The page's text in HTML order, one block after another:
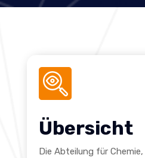
Übersicht
Die Abteilung für